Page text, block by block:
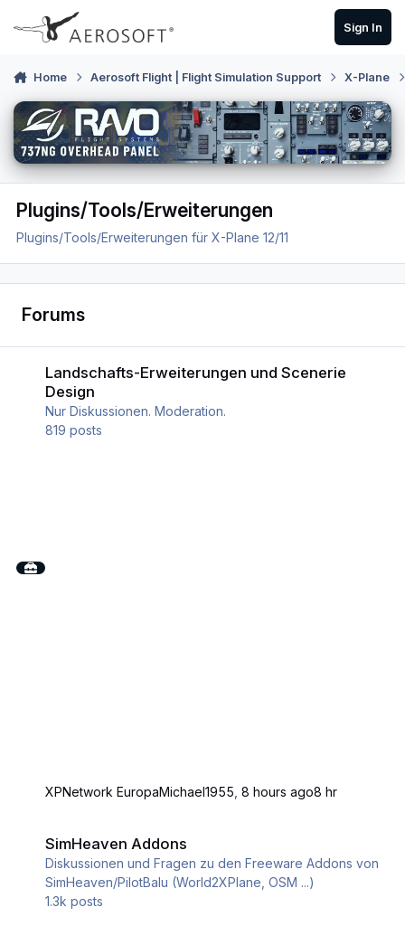
Skip to content
Sign In
Home Aerosoft Flight | Flight Simulation Support X-Plane
Plugins/Tools/Erweiterungen
Plugins/Tools/Erweiterungen für X-Plane 12/11
Forums
Landschafts-Erweiterungen und Scenerie
Design
Nur Diskussionen. Moderation.
819 posts
XPNetwork EuropaMichael1955,8 hours ago8 hr
SimHeaven Addons
Diskussionen und Fragen zu den Freeware Addons von
SimHeaven/PilotBalu (World2XPlane, OSM ...)
1.3k posts